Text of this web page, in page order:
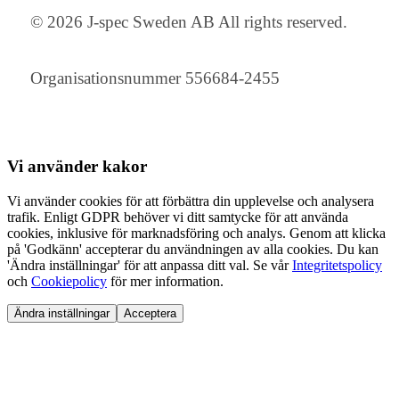
© 2026 J-spec Sweden AB All rights reserved.
Organisationsnummer 556684-2455
Vi använder kakor
Vi använder cookies för att förbättra din upplevelse och analysera
trafik. Enligt GDPR behöver vi ditt samtycke för att använda
cookies, inklusive för marknadsföring och analys. Genom att klicka
på 'Godkänn' accepterar du användningen av alla cookies. Du kan
'Ändra inställningar' för att anpassa ditt val. Se vårIntegritetspolicy
och Cookiepolicy för mer information.
Ändra inställningar Acceptera